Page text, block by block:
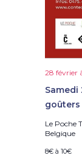
Samedi
28 février
Le Poche
Belgique
8€ à 10€